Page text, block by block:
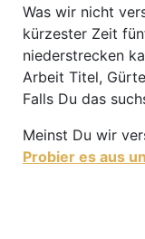
Was wir nicht
kürzester Zeit
niederstrecken
Arbeit Titel,
Falls Du das
Meinst Du wir
Probier es aus